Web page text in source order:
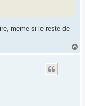
meme si le reste de
a